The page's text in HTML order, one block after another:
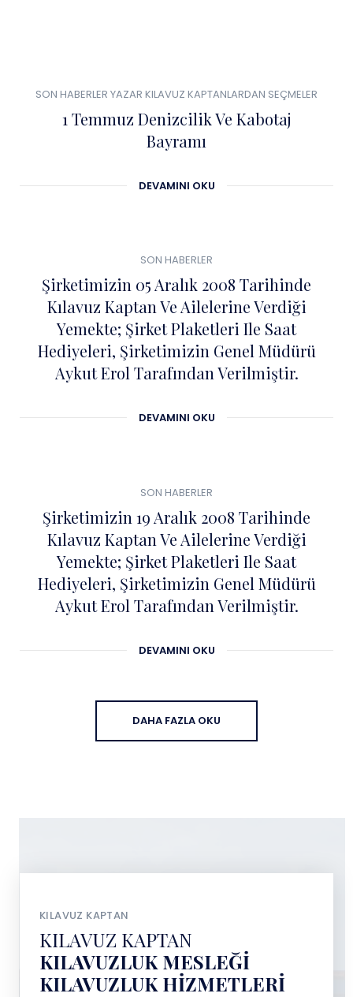
01
TEM
SON HABERLER YAZAR KILAVUZ KAPTANLARDAN SEÇMELER
1 Temmuz Denizcilik Ve Kabotaj
Bayramı
DEVAMINI OKU
ŞUB
SON HABERLER
Şirketimizin 05 Aralık 2008 Tarihinde
Kılavuz Kaptan Ve Ailelerine Verdiği
Yemekte; Şirket Plaketleri Ile Saat
Hediyeleri, Şirketimizin Genel Müdürü
Aykut Erol Tarafından Verilmiştir.
DEVAMINI OKU
ŞUB
SON HABERLER
Şirketimizin 19 Aralık 2008 Tarihinde
Kılavuz Kaptan Ve Ailelerine Verdiği
Yemekte; Şirket Plaketleri Ile Saat
Hediyeleri, Şirketimizin Genel Müdürü
Aykut Erol Tarafından Verilmiştir.
DEVAMINI OKU
DAHA FAZLA OKU
KILAVUZ KAPTAN
KILAVUZ KAPTAN
KILAVUZLUK MESLEĞI
KILAVUZLUK HIZMETLERI